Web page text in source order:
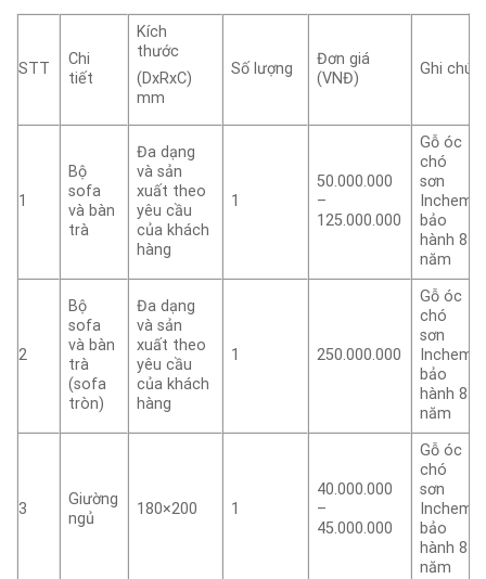
STT
Chi
tiết
Kích
thước
(DxRxC)
mm
Số lượng
Đơn giá
(VNĐ)
Ghi chú
1
Bộ
sofa
và bàn
trà
Đa dạng
và sản
xuất theo
yêu cầu
của khách
hàng
1
50.000.000
–
125.000.000
Gỗ óc
chó
sơn
Inchem
bảo
hành 8
năm
2
Bộ
sofa
và bàn
trà
(sofa
tròn)
Đa dạng
và sản
xuất theo
yêu cầu
của khách
hàng
1 250.000.000
Gỗ óc
chó
sơn
Inchem
bảo
hành 8
năm
3
Giường
ngủ
180×200 1
40.000.000
–
45.000.000
Gỗ óc
chó
sơn
Inchem
bảo
hành 8
năm